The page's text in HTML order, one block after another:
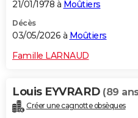
21/01/1978 à Moûtiers
Décès
03/05/2026 à Moûtiers
Famille LARNAUD
Louis EYVRARD (89
Créer une cagnotte obsèques